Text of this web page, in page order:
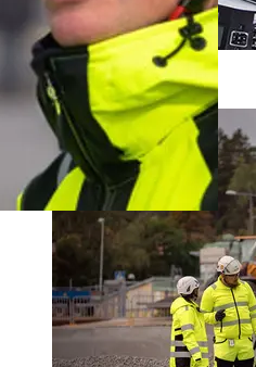
Beställ betong här